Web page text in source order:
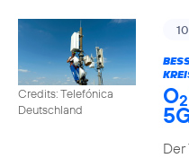
Credits: Telefónica
Deutschland
O2